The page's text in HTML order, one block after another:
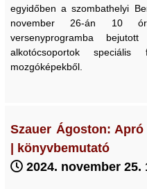
egyidőben a szombathelyi
november 26-án 10
versenyprogramba
alkotócsoportok
mozgóképekből.
Szauer Ágoston:
| könyvbemutató
2024. november 25.